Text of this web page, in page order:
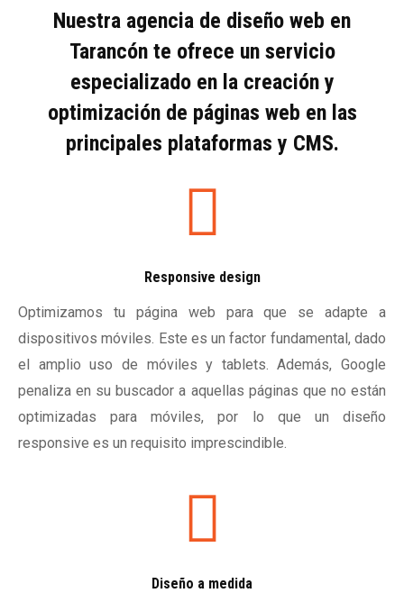
Nuestra agencia de diseño web en
Tarancón te ofrece un servicio
especializado en la creación y
optimización de páginas web en las
principales plataformas y CMS.
Responsive design
Optimizamos tu página web para que se adapte a
dispositivos móviles. Este es un factor fundamental, dado
el amplio uso de móviles y tablets. Además, Google
penaliza en su buscador a aquellas páginas que no están
optimizadas para móviles, por lo que un diseño
responsive es un requisito imprescindible.
Diseño a medida